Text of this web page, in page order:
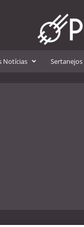
Notícias Sertanejos